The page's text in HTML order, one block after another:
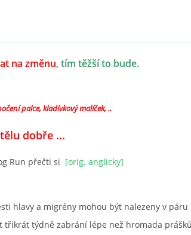
na změnu, tím těžší to bude.
palce, kladívkový malíček, ..
dobře ...
Run přečti si [orig. anglicky]
hlavy a migrény mohou být nalezeny v páru
třikrát týdně zabrání lépe než hromada